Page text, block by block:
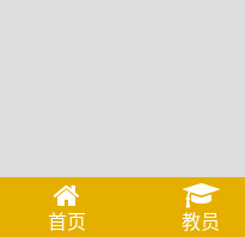
首页 教员